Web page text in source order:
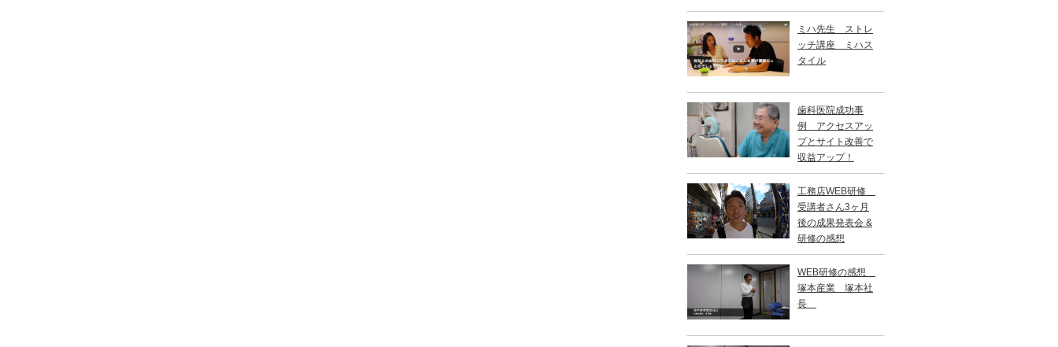
ミハ先生 ストレ
ッチ講座 ミハス
タイル
歯科医院成功事
例 アクセスアッ
プとサイト改善で
収益アップ！
工務店WEB研修
受講者さん3ヶ月
後の成果発表会 &
研修の感想
WEB研修の感想
塚本産業 塚本社
長